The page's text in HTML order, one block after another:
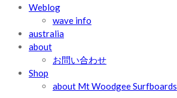
Weblog
wave info
australia
about
お問い合わせ
Shop
about Mt Woodgee Surfboards